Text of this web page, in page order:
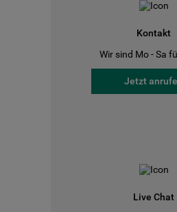
Kontakt
Wir sind Mo - Sa
Jetzt
Live Chat